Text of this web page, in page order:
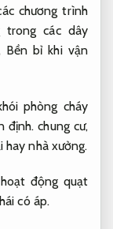
chương trình
trong các dây
Bền bỉ khi vận
phòng cháy
định. chung cư,
nhà xưởng.
động quạt
có áp.